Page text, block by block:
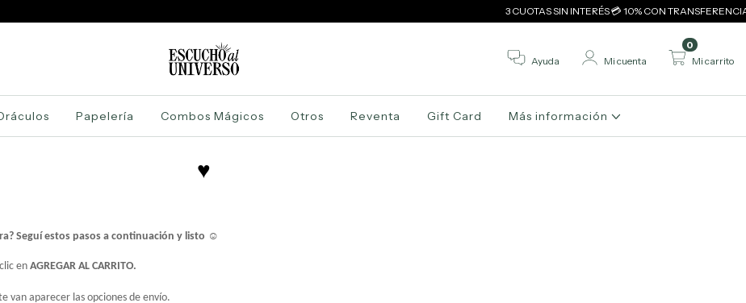
3 CUOTAS SIN INTERÉS 💳 10% CON TRANSFERENCIA 🤑
Ayuda Mi cuenta Mi carrito
0
Papelería Combos Mágicos Otros Reventa Gift Card Más información
♥
Seguí estos pasos a continuación y listo ☺
en AGREGAR AL CARRITO.
van aparecer las opciones de envío.